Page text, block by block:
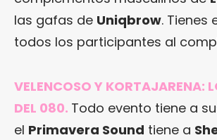
las gafas de Uniqbrow. Tienes
todos los participantes al
VELENCOSO Y KORTAJARENA:
DEL 080. Todo evento tiene a
el Primavera Sound tiene a